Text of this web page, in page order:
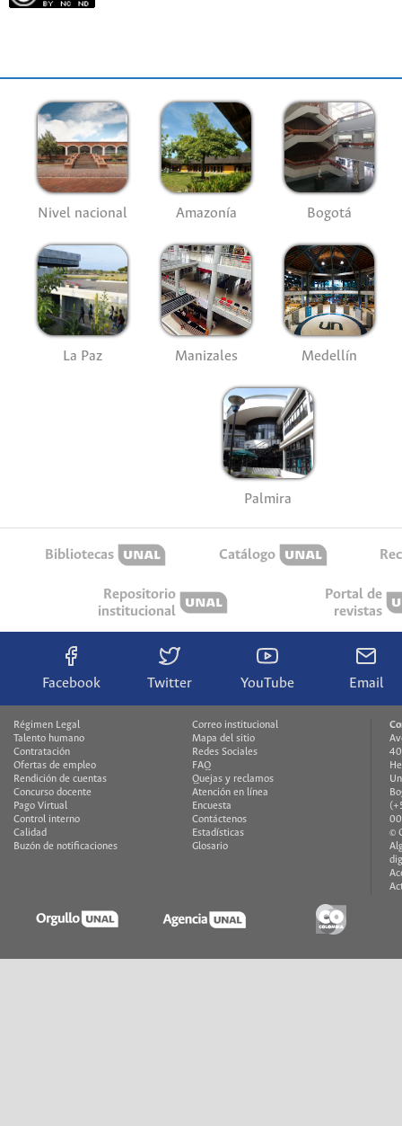
Nivel nacional Amazonía Bogotá
La Paz Manizales Medellín
Palmira
Bibliotecas Catálogo
Repositorio
institucional
Portal de
revistas
Facebook Twitter YouTube Email
Régimen Legal
Talento humano
Contratación
Ofertas de empleo
Rendición de cuentas
Concurso docente
Pago Virtual
Control interno
Calidad
Buzón de notificaciones
Correo institucional
Mapa del sitio
Redes Sociales
FAQ
Quejas y reclamos
Atención en línea
Encuesta
Contáctenos
Estadísticas
Glosario
©